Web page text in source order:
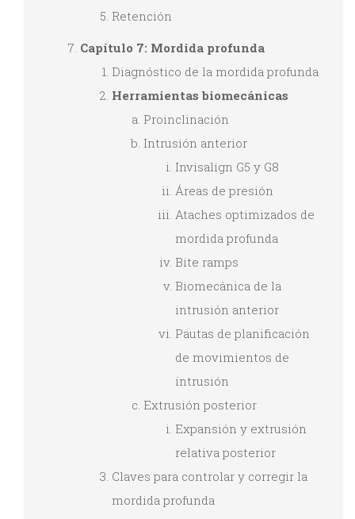
Retención
Capítulo 7: Mordida profunda
Diagnóstico de la mordida profunda
Herramientas biomecánicas
Proinclinación
Intrusión anterior
Invisalign G5 y G8
Áreas de presión
Ataches optimizados de
mordida profunda
Bite ramps
Biomecánica de la
intrusión anterior
Pautas de planificación
de movimientos de
intrusión
Extrusión posterior
Expansión y extrusión
relativa posterior
Claves para controlar y corregir la
mordida profunda